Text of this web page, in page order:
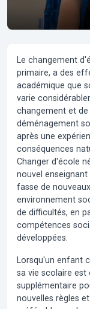
Le changement
primaire, a des
académique que
varie
changement et de
déménagement
après une
conséquences
Changer d'école
nouvel
fasse de
environnement
de difficultés, en
compétences
développées.
Lorsqu'un enfant
sa vie scolaire
supplémentaire
nouvelles règles